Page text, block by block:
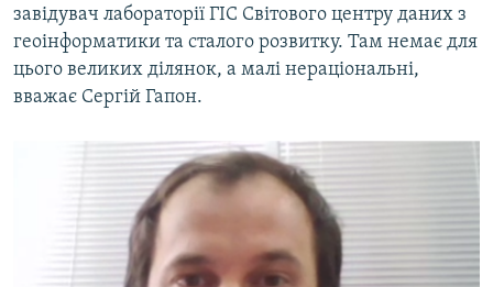
завідувач лабораторії ГІС Світового центру даних з
геоінформатики та сталого розвитку. Там немає для
цього великих ділянок, а малі нераціональні,
вважає Сергій Гапон.